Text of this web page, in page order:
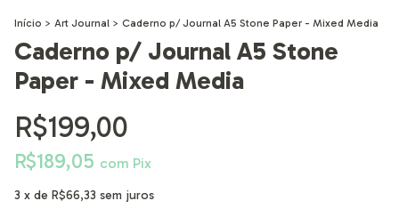
Início > Art Journal > Caderno p/ Journal A5 Stone Paper - Mixed Media
Caderno p/ Journal A5 Stone
Paper - Mixed Media
R$199,00
R$189,05 com Pix
3 x de R$66,33 sem juros